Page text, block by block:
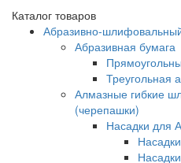
Каталог товаров
Абразивно-
Абразивная бумага
Треугольная
Алмазные гибкие
(черепашки)
Насадки для